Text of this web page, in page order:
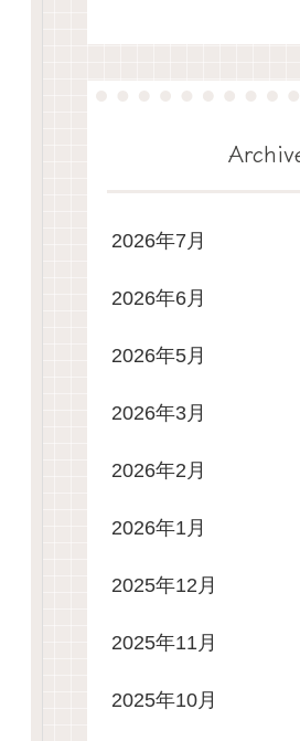
2026年7月
2026年6月
2026年5月
2026年3月
2026年2月
2026年1月
2025年12月
2025年11月
2025年10月